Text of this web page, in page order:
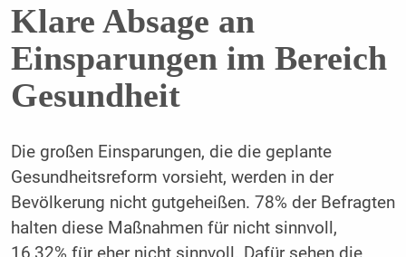
Klare Absage an
Einsparungen im Bereich
Gesundheit
Die großen Einsparungen, die die geplante
Gesundheitsreform vorsieht, werden in der
Bevölkerung nicht gutgeheißen. 78% der Befragten
halten diese Maßnahmen für nicht sinnvoll,